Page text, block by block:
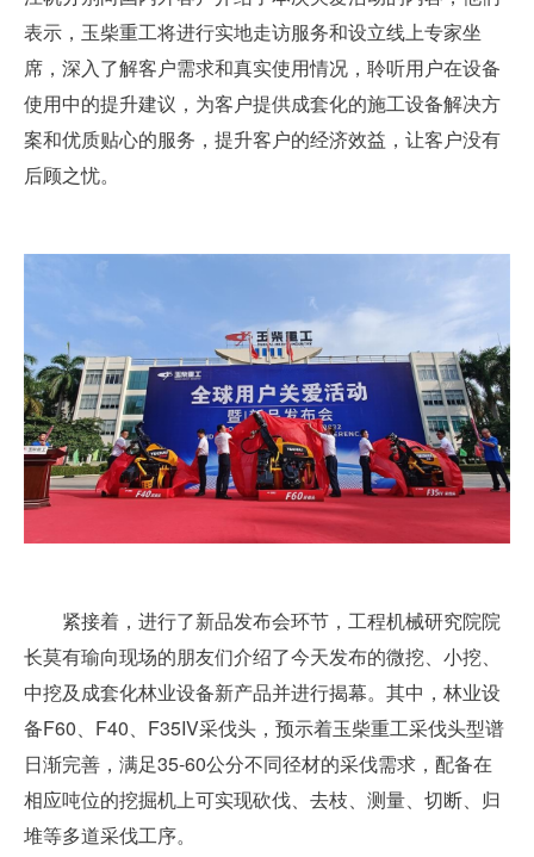
表示，玉柴重工将进行实地走访服务和设立线上专家坐
席，深入了解客户需求和真实使用情况，聆听用户在设备
使用中的提升建议，为客户提供成套化的施工设备解决方
案和优质贴心的服务，提升客户的经济效益，让客户没有
后顾之忧。
紧接着，进行了新品发布会环节，工程机械研究院院
长莫有瑜向现场的朋友们介绍了今天发布的微挖、小挖、
中挖及成套化林业设备新产品并进行揭幕。其中，林业设
备F60、F40、F35IV采伐头，预示着玉柴重工采伐头型谱
日渐完善，满足35-60公分不同径材的采伐需求，配备在
相应吨位的挖掘机上可实现砍伐、去枝、测量、切断、归
堆等多道采伐工序。